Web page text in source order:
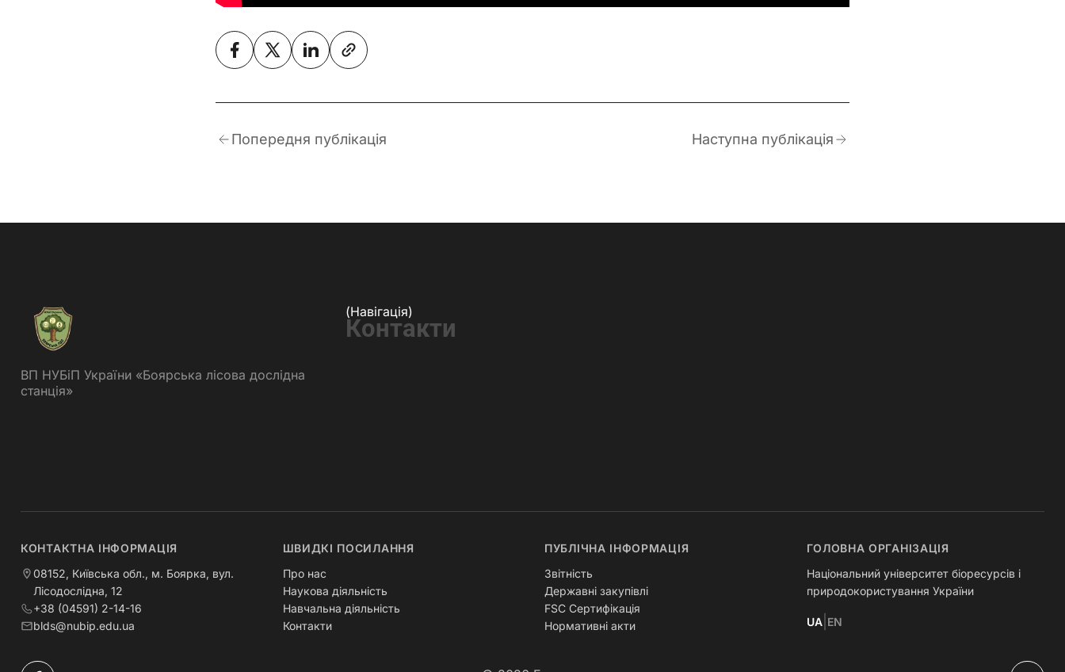
Попередня публікація Наступна публікація
ВП НУБіП України «Боярська лісова дослідна
станція»
(Навігація)
Контакти
КОНТАКТНА ІНФОРМАЦІЯ
08152, Київська обл., м. Боярка, вул.
Лісодослідна, 12
+38 (04591) 2-14-16
blds@nubip.edu.ua
ШВИДКІ ПОСИЛАННЯ
Про нас
Наукова діяльність
Навчальна діяльність
Контакти
ПУБЛІЧНА ІНФОРМАЦІЯ
Звітність
Державні закупівлі
FSC Сертифікація
Нормативні акти
ГОЛОВНА ОРГАНІЗАЦІЯ
Національний університет біоресурсів і
природокористування України
UA| EN